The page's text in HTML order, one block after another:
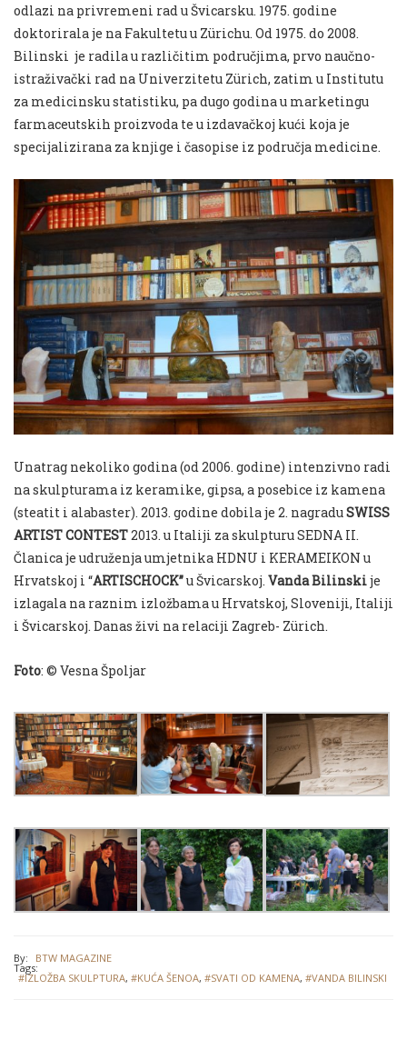
odlazi na privremeni rad u Švicarsku. 1975. godine
doktorirala je na Fakultetu u Zürichu. Od 1975. do 2008.
Bilinski je radila u različitim područjima, prvo naučno-
istraživački rad na Univerzitetu Zürich, zatim u Institutu
za medicinsku statistiku, pa dugo godina u marketingu
farmaceutskih proizvoda te u izdavačkoj kući koja je
specijalizirana za knjige i časopise iz područja medicine.
Unatrag nekoliko godina (od 2006. godine) intenzivno radi
na skulpturama iz keramike, gipsa, a posebice iz kamena
(steatit i alabaster). 2013. godine dobila je 2. nagraduSWISS
ARTIST CONTEST2013. u Italiji za skulpturu SEDNA II.
Članica je udruženja umjetnika HDNU i KERAMEIKON u
Hrvatskoj i “ARTISCHOCK”u Švicarskoj. Vanda Bilinskije
izlagala na raznim izložbama u Hrvatskoj, Sloveniji, Italiji
i Švicarskoj. Danas živi na relaciji Zagreb- Zürich.
Foto: © Vesna Špoljar
By: BTW MAGAZINE
Tags:
#IZLOŽBA SKULPTURA, #KUĆA ŠENOA, #SVATI OD KAMENA, #VANDA BILINSKI